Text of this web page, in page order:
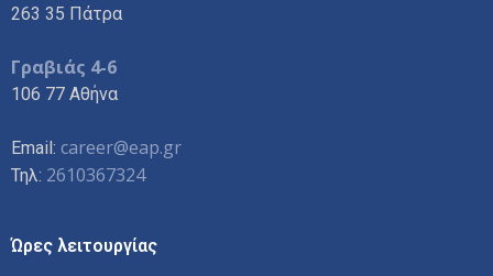
263 35 Πάτρα
Γραβιάς 4-6
106 77 Αθήνα
Email: career@eap.gr
Τηλ: 2610367324
Ώρες λειτουργίας